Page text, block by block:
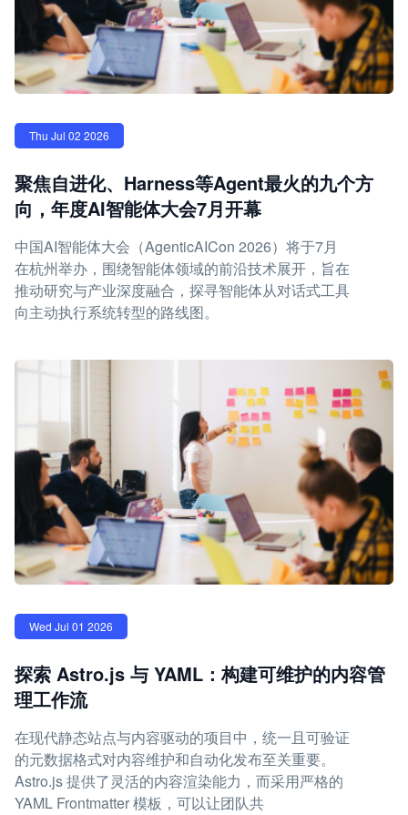
Thu Jul 02 2026
聚焦自进化、Harness等Agent最火的九个方
向，年度AI智能体大会7月开幕
中国AI智能体大会（AgenticAICon 2026）将于7月
在杭州举办，围绕智能体领域的前沿技术展开，旨在
推动研究与产业深度融合，探寻智能体从对话式工具
向主动执行系统转型的路线图。
Wed Jul 01 2026
探索 Astro.js 与 YAML：构建可维护的内容管
理工作流
在现代静态站点与内容驱动的项目中，统一且可验证
的元数据格式对内容维护和自动化发布至关重要。
Astro.js 提供了灵活的内容渲染能力，而采用严格的
YAML Frontmatter 模板，可以让团队共